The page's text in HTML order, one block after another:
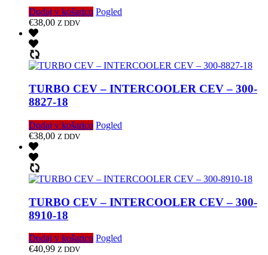
Dodaj v košarico Pogled
€38,00 Z DDV
TURBO CEV – INTERCOOLER CEV – 300-
8827-18
Dodaj v košarico Pogled
€38,00 Z DDV
TURBO CEV – INTERCOOLER CEV – 300-
8910-18
Dodaj v košarico Pogled
€40,99 Z DDV